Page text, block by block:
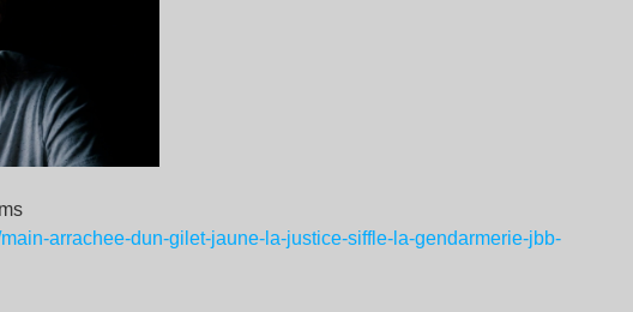
arrachee-dun-gilet-jaune-la-justice-siffle-la-gendarmerie-jbb-